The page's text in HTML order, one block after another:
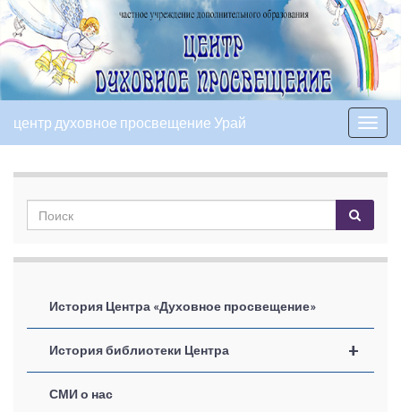
Вкл/
выкл
центр духовное просвещение Урай
История Центра «Духовное просвещение»
+
История библиотеки Центра
СМИ о нас